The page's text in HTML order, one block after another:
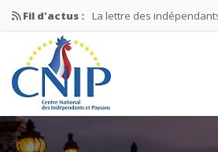
Fil d'actus : La lettre des
La lettre des
La lettre des
Mission nationale
La lettre des indépendants